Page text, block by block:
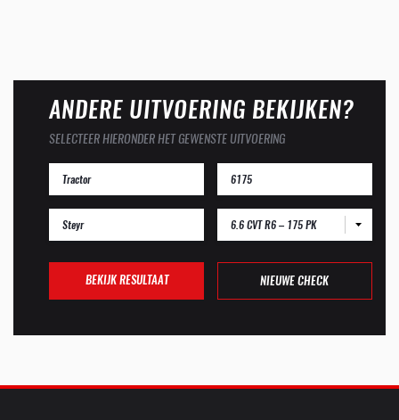
ANDERE UITVOERING BEKIJKEN?
SELECTEER HIERONDER HET GEWENSTE UITVOERING
6.6 CVT R6 – 175 PK
BEKIJK RESULTAAT NIEUWE CHECK